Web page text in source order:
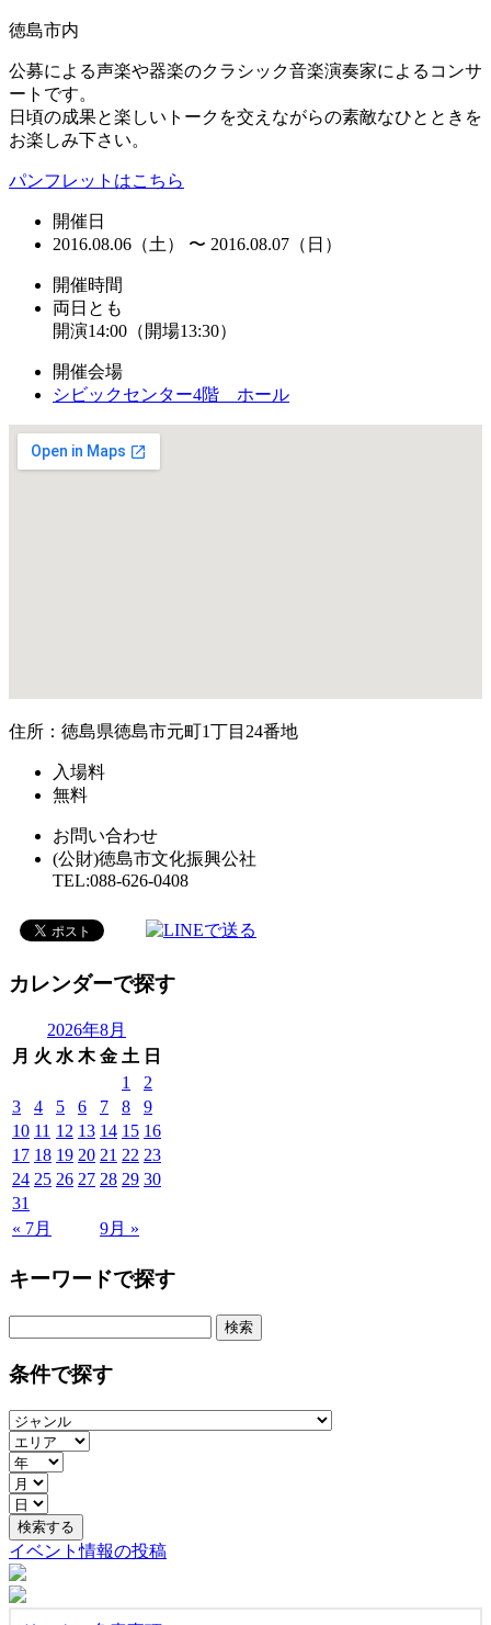
徳島市内
公募による声楽や器楽のクラシック音楽演奏家によるコンサ
ートです。
日頃の成果と楽しいトークを交えながらの素敵なひとときを
お楽しみ下さい。
パンフレットはこちら
開催日
2016.08.06（土） 〜 2016.08.07（日）
開催時間
両日とも
開演14:00（開場13:30）
開催会場
シビックセンター4階 ホール
住所：徳島県徳島市元町1丁目24番地
入場料
無料
お問い合わせ
(公財)徳島市文化振興公社
TEL:088-626-0408
カレンダーで探す
2026年8月
月 火 水 木 金 土 日
« 7月 9月 »
1
2
3
4 5 6 7 8
9
10 11 12 13 14 15 16
17 18 19 20 21 22 23
24 25 26 27 28 29 30
31
キーワードで探す
条件で探す
イベント情報の投稿